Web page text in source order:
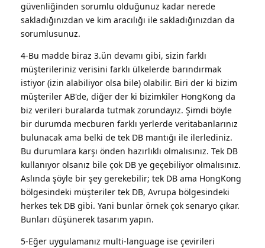
güvenliğinden sorumlu olduğunuz kadar nerede
sakladığınızdan ve kim aracılığı ile sakladığınızdan da
sorumlusunuz.
4-Bu madde biraz 3.ün devamı gibi, sizin farklı
müşterileriniz verisini farklı ülkelerde barındırmak
istiyor (izin alabiliyor olsa bile) olabilir. Biri der ki bizim
müşteriler AB'de, diğer der ki bizimkiler HongKong da
biz verileri buralarda tutmak zorundayız. Şimdi böyle
bir durumda mecburen farklı yerlerde veritabanlarınız
bulunacak ama belki de tek DB mantığı ile ilerlediniz.
Bu durumlara karşı önden hazırlıklı olmalısınız. Tek DB
kullanıyor olsanız bile çok DB ye geçebiliyor olmalısınız.
Aslında şöyle bir şey gerekebilir; tek DB ama HongKong
bölgesindeki müşteriler tek DB, Avrupa bölgesindeki
herkes tek DB gibi. Yani bunlar örnek çok senaryo çıkar.
Bunları düşünerek tasarım yapın.
5-Eğer uygulamanız multi-language ise çevirileri